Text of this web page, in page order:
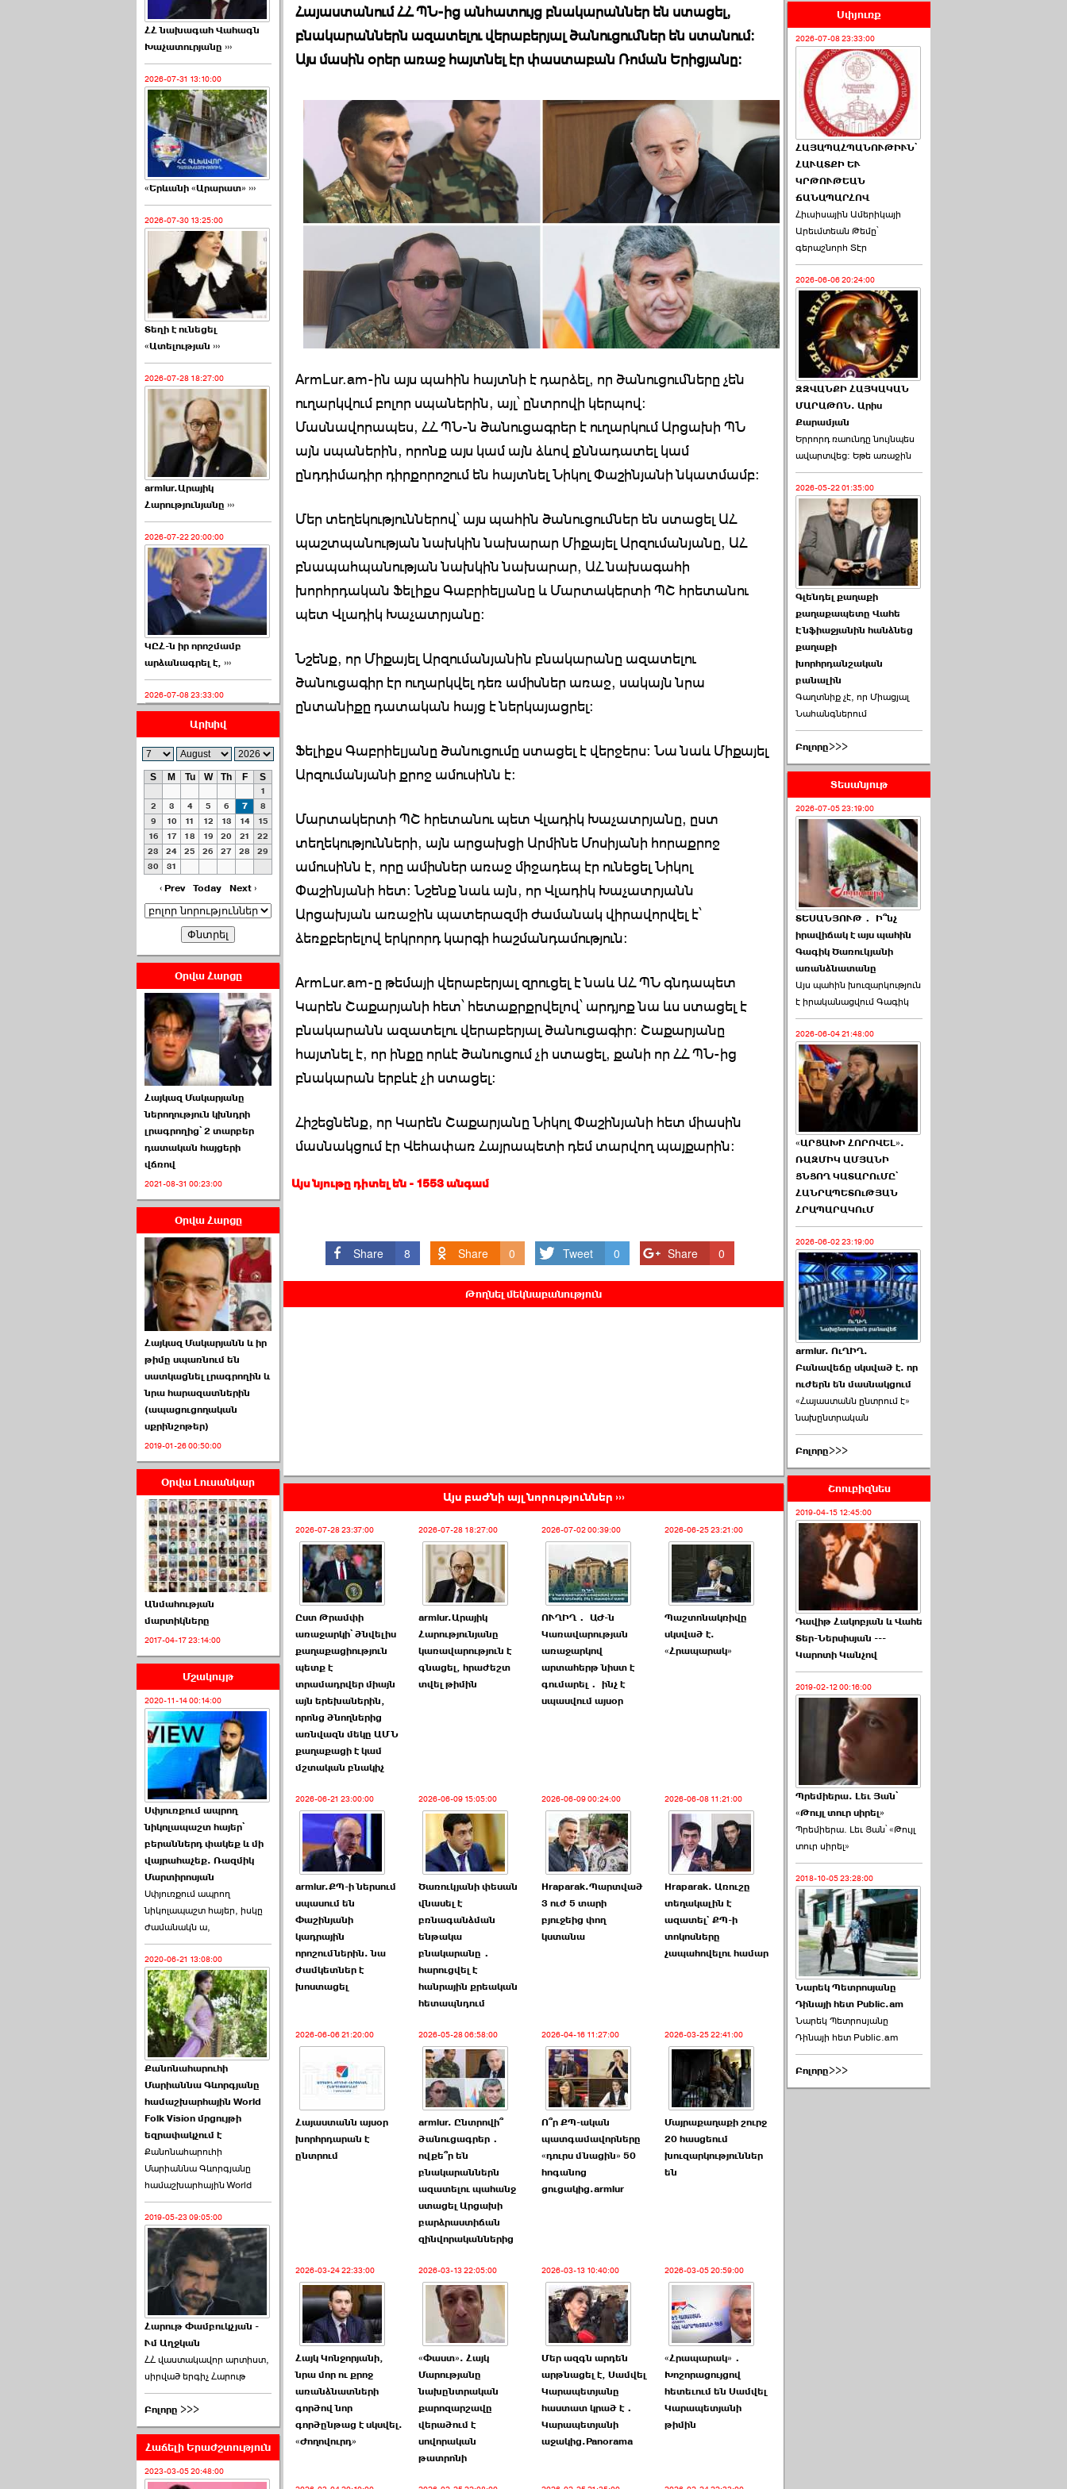
ՀՀ նախագահ Վահագն
Խաչատուրյանը ›››
2026-07-31 13:10:00
«Երևանի «Արարատ» ›››
2026-07-30 13:25:00
Տեղի է ունեցել
«Ատելության ›››
2026-07-28 18:27:00
armlur.Արայիկ
Հարությունյանը ›››
2026-07-22 20:00:00
ԿԸՀ-ն իր որոշմամբ
արձանագրել է, ›››
2026-07-08 23:33:00
ՀԱՅԱՊԱՀՊԱՆՈՒԹԻՒՆ՝
ՀԱՒԱՏՔԻ ԵՒ
ԿՐԹՈՒԹԵԱՆ
ՃԱՆԱՊԱՐՀՈՎ ›››
2026-07-06 06:50:00
Ամենաշատը էսօրվանից
էի վախենում.Նիկոլայ
Եղիազարյան ›››
2026-07-05 23:19:00
ՏԵՍԱՆՅՈՒԹ․ Ի՞նչ
իրավիճակ է այս ›››
2026-07-04 10:40:00
Սահմանադրական
դատարանը մերժեց ›››
2026-07-02 00:39:00
ՈՒՂԻՂ․ ԱԺ-ն
Կառավարության ›››
2026-07-01 00:52:00
ՍԴ-ն հուլիսի 1-ին
կհեռանա ›››
2026-07-01 00:08:00
Աննա Վարդապետյանն
ուղերձ է հղել ›››
2026-06-25 23:21:00
Պաշտոնակռիվը սկսված
է. «Հրապարակ» ›››
2026-06-25 17:13:00
ԱԺ նախագահի
թեկնածու է ընտրվել
Ռուբեն Ռուբինյանը ›››
2026-06-23 21:28:00
«Ժողովուրդ»-ը
հերթական ›››
2026-06-21 23:00:00
armlur.ՔՊ-ի ներսում
սպասում են ›››
Արխիվ
S M Tu W Th F S
1
2
3 4 5 6 7
8
9
10 11 12 13 14
15
16
17 18 19 20 21
22
23
24 25 26 27 28
29
30
31
‹ Prev Today Next ›
Օրվա Հարցը
Հայկազ Մակարյանը
ներողություն կխնդրի
լրագրողից՝ 2 տարբեր
դատական հայցերի
վճռով
2021-08-31 00:23:00
Օրվա Հարցը
Հայկազ Մակարյանն և իր
թիմը սպառնում են
սատկացնել լրագրողին և
նրա հարազատներին
(ապացուցողական
սքրինշոթեր)
2019-01-26 00:50:00
Օրվա Լուսանկար
Անմահության
մարտիկները
2017-04-17 23:14:00
Մշակույթ
2020-11-14 00:14:00
Սփյուռքում ապրող
նիկոլապաշտ հայեր՝
բերաններդ փակեք և մի
վայրահաչեք. Ռազմիկ
Մարտիրոսյան
Սփյուռքում ապրող
նիկոլապաշտ հայեր, իսկը
ժամանակն ա,
2020-06-21 13:08:00
Քանոնահարուհի
Մարիաննա Գևորգյանը
համաշխարհային World
Folk Vision մրցույթի
եզրափակչում է
Քանոնահարուհի
Մարիաննա Գևորգյանը
համաշխարհային World
2019-05-23 09:05:00
Հարութ Փամբուկչյան -
Ւմ Աղջկան
ՀՀ վաստակավոր արտիստ,
սիրված երգիչ Հարութ
Բոլորը >>>
Հաճելի Երաժշտություն
2023-03-05 20:48:00
Հայաստանում ՀՀ ՊՆ-ից անհատույց բնակարաններ են ստացել,
բնակարաններն ազատելու վերաբերյալ ծանուցումներ են ստանում։
Այս մասին օրեր առաջ հայտնել էր փաստաբան Ռոման Երիցյանը։
ArmLur.am-ին այս պահին հայտնի է դարձել, որ ծանուցումները չեն
ուղարկվում բոլոր սպաներին, այլ՝ ընտրովի կերպով։
Մասնավորապես, ՀՀ ՊՆ-ն ծանուցագրեր է ուղարկում Արցախի ՊՆ
այն սպաներին, որոնք այս կամ այն ձևով քննադատել կամ
ընդդիմադիր դիրքորոշում են հայտնել Նիկոլ Փաշինյանի նկատմամբ։
Մեր տեղեկություններով՝ այս պահին ծանուցումներ են ստացել ԱՀ
պաշտպանության նախկին նախարար Միքայել Արզումանյանը, ԱՀ
բնապահպանության նախկին նախարար, ԱՀ նախագահի
խորհրդական Ֆելիքս Գաբրիելյանը և Մարտակերտի ՊՇ հրետանու
պետ Վլադիկ Խաչատրյանը։
Նշենք, որ Միքայել Արզումանյանին բնակարանը ազատելու
ծանուցագիր էր ուղարկվել դեռ ամիսներ առաջ, սակայն նրա
ընտանիքը դատական հայց է ներկայացրել։
Ֆելիքս Գաբրիելյանը ծանուցումը ստացել է վերջերս։ Նա նաև Միքայել
Արզումանյանի քրոջ ամուսինն է։
Մարտակերտի ՊՇ հրետանու պետ Վլադիկ Խաչատրյանը, ըստ
տեղեկությունների, այն արցախցի Արմինե Մոսիյանի հորաքրոջ
ամուսինն է, որը ամիսներ առաջ միջադեպ էր ունեցել Նիկոլ
Փաշինյանի հետ։ Նշենք նաև այն, որ Վլադիկ Խաչատրյանն
Արցախյան առաջին պատերազմի ժամանակ վիրավորվել է՝
ձեռքբերելով երկրորդ կարգի հաշմանդամություն։
ArmLur.am-ը թեմայի վերաբերյալ զրուցել է նաև ԱՀ ՊՆ գնդապետ
Կարեն Շաքարյանի հետ՝ հետաքրքրվելով՝ արդյոք նա ևս ստացել է
բնակարանն ազատելու վերաբերյալ ծանուցագիր։ Շաքարյանը
հայտնել է, որ ինքը որևէ ծանուցում չի ստացել, քանի որ ՀՀ ՊՆ-ից
բնակարան երբևէ չի ստացել։
Հիշեցնենք, որ Կարեն Շաքարյանը Նիկոլ Փաշինյանի հետ միասին
մասնակցում էր Վեհափառ Հայրապետի դեմ տարվող պայքարին։
Այս նյութը դիտել են - 1553 անգամ
Share 8 Share 0 Tweet 0 Share 0
Թողնել մեկնաբանություն
Այս բաժնի այլ նորություններ ›››
2026-07-28 23:37:00
Ըստ Թրամփի
առաջարկի՝ ծնվելիս
քաղաքացիություն
պետք է
տրամադրվեր միայն
այն երեխաներին,
որոնց ծնողներից
առնվազն մեկը ԱՄՆ
քաղաքացի է կամ
մշտական բնակիչ
2026-07-28 18:27:00
armlur.Արայիկ
Հարությունյանը
կառավարություն է
գնացել, հրաժեշտ
տվել թիմին
2026-07-02 00:39:00
ՈՒՂԻՂ․ ԱԺ-ն
Կառավարության
առաջարկով
արտահերթ նիստ է
գումարել․ ինչ է
սպասվում այսօր
2026-06-25 23:21:00
Պաշտոնակռիվը
սկսված է.
«Հրապարակ»
2026-06-21 23:00:00
armlur.ՔՊ-ի ներսում
սպասում են
Փաշինյանի
կադրային
որոշումներին. նա
ժամկետներ է
խոստացել
2026-06-09 15:05:00
Ծառուկյանի փեսան
վնասել է
բռնագանձման
ենթակա
բնակարանը․
հարուցվել է
հանրային քրեական
հետապնդում
2026-06-09 00:24:00
Hraparak.Պարտված
3 ուժ 5 տարի
բյուջեից փող
կստանա
2026-06-08 11:21:00
Hraparak. Առուշը
տեղակալին է
ազատել` ՔՊ-ի
տոկոսները
չապահովելու համար
2026-06-06 21:20:00
Հայաստանն այսօր
խորհրդարան է
ընտրում
2026-05-28 06:58:00
armlur. Ընտրովի՞
ծանուցագրեր․
ովքե՞ր են
բնակարաններն
ազատելու պահանջ
ստացել Արցախի
բարձրաստիճան
զինվորականներից
2026-04-16 11:27:00
Ո՞ր ՔՊ-ական
պատգամավորները
«դուրս մնացին» 50
հոգանոց
ցուցակից.armlur
2026-03-25 22:41:00
Մայրաքաղաքի շուրջ
20 հասցեում
խուզարկություններ
են
2026-03-24 22:33:00
Հայկ Կոնջորյանի,
նրա մոր ու քրոջ
առանձնատների
գործով նոր
գործընթաց է սկսվել.
«Ժողովուրդ»
2026-03-13 22:05:00
«Փաստ». Հայկ
Մարությանը
նախընտրական
քարոզարշավը
վերածում է
սովորական
թատրոնի
2026-03-13 10:40:00
Մեր ազգն արդեն
արթնացել է, Սամվել
Կարապետյանը
հաստատ կրած է․
Կարապետյանի
աջակից.Panorama
2026-03-05 20:59:00
«Հրապարակ»․
Խոշորացույցով
հետեւում են Սամվել
Կարապետյանի
թիմին
Սփյուռք
2026-07-08 23:33:00
ՀԱՅԱՊԱՀՊԱՆՈՒԹԻՒՆ՝
ՀԱՒԱՏՔԻ ԵՒ
ԿՐԹՈՒԹԵԱՆ
ՃԱՆԱՊԱՐՀՈՎ
Հիւսիսային Ամերիկայի
Արեւմտեան Թեմը՝
գերաշնորհ Տէր
2026-06-06 20:24:00
ԶԶՎԱՆՔԻ ՀԱՅԿԱԿԱՆ
ՄԱՐԱԹՈՆ. Արիս
Քարամյան
Երրորդ ռաունդը նույնպես
ավարտվեց։ Եթե առաջին
2026-05-22 01:35:00
Գլենդել քաղաքի
քաղաքապետը Վահե
Էնֆիաջյանին հանձնեց
քաղաքի
խորհրդանշական
բանալին
Գաղտնիք չէ, որ Միացյալ
Նահանգներում
Բոլորը>>>
Տեսանյութ
2026-07-05 23:19:00
ՏԵՍԱՆՅՈՒԹ․ Ի՞նչ
իրավիճակ է այս պահին
Գագիկ Ծառուկյանի
առանձնատանը
Այս պահին խուզարկություն
է իրականացվում Գագիկ
2026-06-04 21:48:00
«ԱՐՑԱԽԻ ՀՈՐՈՎԵԼ».
ՌԱԶՄԻԿ ԱՄՅԱՆԻ
ՑՆՑՈՂ ԿԱՏԱՐՈւՄԸ՝
ՀԱՆՐԱՊԵՏՈւԹՅԱՆ
ՀՐԱՊԱՐԱԿՈւՄ
2026-06-02 23:19:00
armlur. ՈւՂԻՂ.
Բանավեճը սկսված է. որ
ուժերն են մասնակցում
«Հայաստանն ընտրում է»
նախընտրական
Բոլորը>>>
Շոուբիզնես
2019-04-15 12:45:00
Դավիթ Հակոբյան և Վահե
Տեր-Ներսիսյան ---
Կարոտի Կանչով
2019-02-12 00:16:00
Պրեմիերա. Լեւ Յան՝
«Թույլ տուր սիրել»
Պրեմիերա. Լեւ Յան՝ «Թույլ
տուր սիրել»
2018-10-05 23:28:00
Նարեկ Պետրոսյանը
Դինայի հետ Public.am
Նարեկ Պետրոսյանը
Դինայի հետ Public.am
Բոլորը>>>